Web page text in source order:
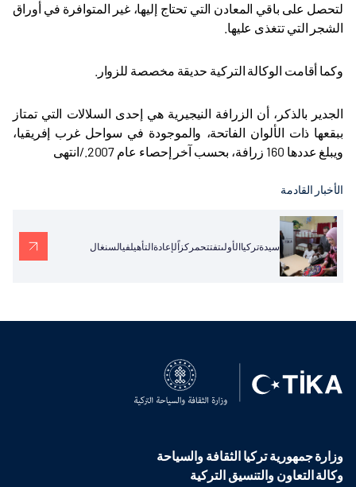
لتحصل على باقي المعادن التي تحتاج إليها، غير المتوافرة في أوراق
الشجر التي تتغذى عليها
وكما أقامت الوكالة التركية حديقة مخصصة للزوار
الجدير بالذكر، أن الزرافة النيجيرية هي إحدى السلالات التي تمتاز
ببقعها ذات الألوان الفاتحة، والموجودة في سواحل غرب إفريقيا،
ويبلغ عددها 160 زرافة، بحسب آخر إحصاء عام 2007./انتهى
الأخبار القادمة
سيدةتركياالأولىتفتتحمركزاًلإعادةالتأهيلفيالسنغال
وزارة جمهورية تركيا الثقافة والسياحة
وكالة التعاون والتنسيق التركية